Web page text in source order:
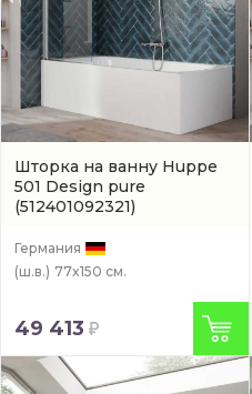
Шторка на ванну Huppe
501 Design pure
(512401092321)
Германия
(ш.в.) 77x150 см.
49 413